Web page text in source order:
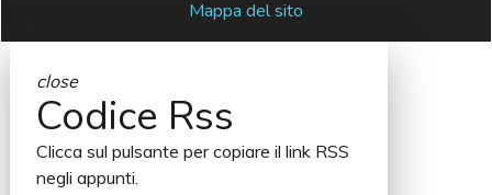
Mappa del sito
close
Codice Rss
Clicca sul pulsante per copiare il link RSS
negli appunti.